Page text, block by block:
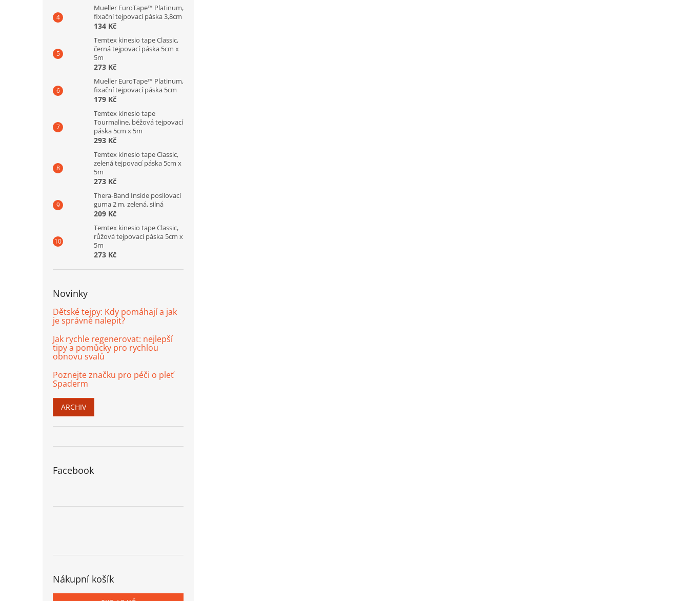
Mueller EuroTape™ Platinum,
fixační tejpovací páska 3,8cm
134 Kč
Temtex kinesio tape Classic,
černá tejpovací páska 5cm x
5m
273 Kč
Mueller EuroTape™ Platinum,
fixační tejpovací páska 5cm
179 Kč
Temtex kinesio tape
Tourmaline, béžová tejpovací
páska 5cm x 5m
293 Kč
Temtex kinesio tape Classic,
zelená tejpovací páska 5cm x
5m
273 Kč
Thera-Band Inside posilovací
guma 2 m, zelená, silná
209 Kč
Temtex kinesio tape Classic,
růžová tejpovací páska 5cm x
5m
273 Kč
Novinky
Dětské tejpy: Kdy pomáhají a jak
je správně nalepit?
Jak rychle regenerovat: nejlepší
tipy a pomůcky pro rychlou
obnovu svalů
Poznejte značku pro péči o pleť
Spaderm
ARCHIV
Facebook
Nákupní košík